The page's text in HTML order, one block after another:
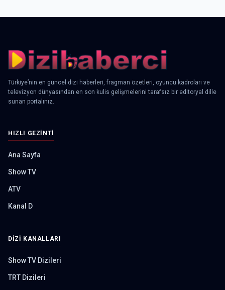
Türkiye’nin en güncel dizi haberleri, fragman özetleri, oyuncu kadroları ve
televizyon dünyasından en son kulis gelişmelerini tarafsız bir editoryal dille
sunan portalınız.
HIZLI GEZINTI
Ana Sayfa
Show TV
ATV
Kanal D
DIZI KANALLARI
Show TV Dizileri
TRT Dizileri